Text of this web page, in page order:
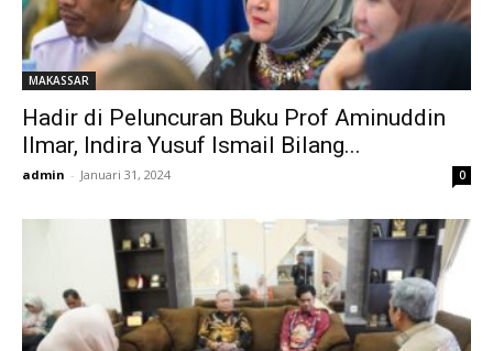
MAKASSAR
Hadir di Peluncuran Buku Prof Aminuddin
Ilmar, Indira Yusuf Ismail Bilang...
admin - Januari 31, 2024 0